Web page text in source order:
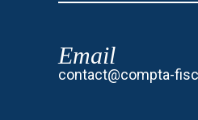
Email
contact@compta-